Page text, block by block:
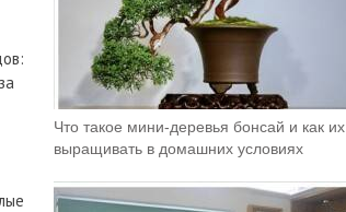
Что такое мини-деревья бонсай и как их
выращивать в домашних условиях